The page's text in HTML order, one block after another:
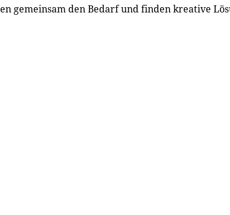
gemeinsam den Bedarf und finden kreative